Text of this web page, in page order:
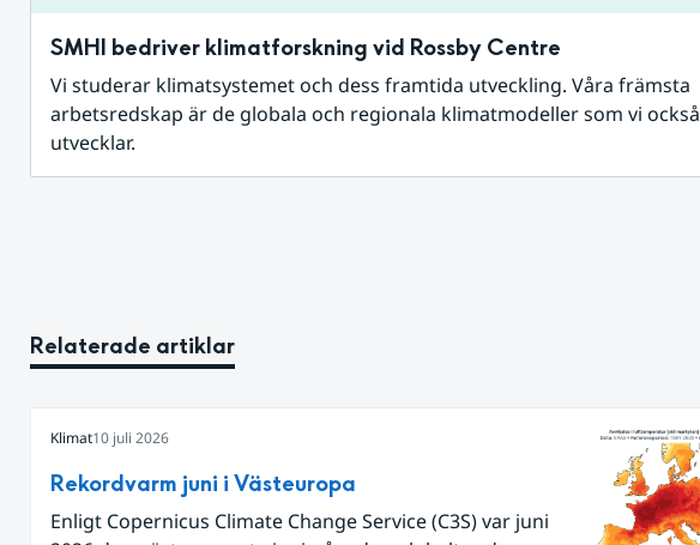
SMHI bedriver klimatforskning vid Rossby Centre
Vi studerar klimatsystemet och dess framtida utveckling. Våra främsta
arbetsredskap är de globala och regionala klimatmodeller som vi också
utvecklar.
Relaterade artiklar
Klimat10 juli 2026
Rekordvarm juni i Västeuropa
Enligt Copernicus Climate Change Service (C3S) var juni